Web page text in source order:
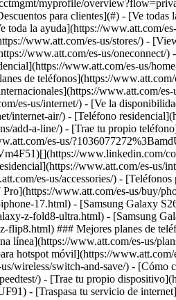
para clientes](#) - [Ve
la ayuda](https://www.att.com/